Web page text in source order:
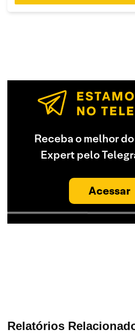
Receba o melhor
Expert pelo
Acessar
Relatórios